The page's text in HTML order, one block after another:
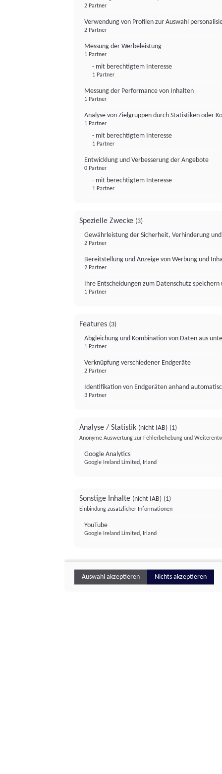
2 Partner
Verwendung von Profilen zur Auswahl
2 Partner
Messung der Werbeleistung
1 Partner
- mit berechtigtem Interesse
1 Partner
Messung der Performance von Inhalten
1 Partner
Analyse von Zielgruppen durch Statistiken oder
1 Partner
- mit berechtigtem Interesse
1 Partner
Entwicklung und Verbesserung der Angebote
0 Partner
- mit berechtigtem Interesse
1 Partner
Spezielle Zwecke (3)
Gewährleistung der Sicherheit, Verhinderung
2 Partner
Bereitstellung und Anzeige von Werbung und
2 Partner
Ihre Entscheidungen zum Datenschutz
1 Partner
Features (3)
Abgleichung und Kombination von Daten aus
1 Partner
Verknüpfung verschiedener Endgeräte
2 Partner
Identifikation von Endgeräten anhand
3 Partner
Analyse / Statistik (nicht IAB) (1)
Anonyme Auswertung zur Fehlerbehebung und
Google Analytics
Google Ireland Limited, Irland
Sonstige Inhalte (nicht IAB) (1)
Einbindung zusätzlicher Informationen
YouTube
Google Ireland Limited, Irland
Auswahl akzeptieren Nichts akzeptieren